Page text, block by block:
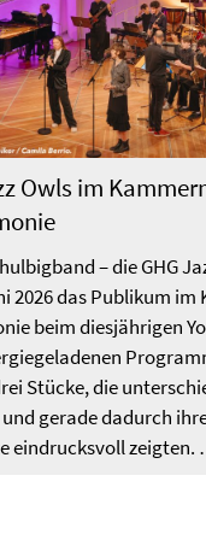
Owls im
– die GHG
2026 das Publikum
beim diesjährigen
Stücke, die
gerade dadurch
eindrucksvoll zeigten.